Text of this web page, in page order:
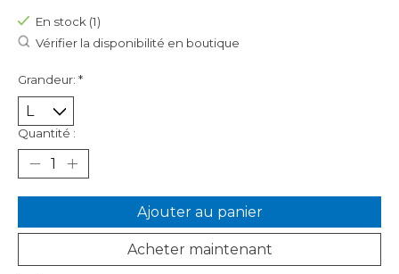
En stock (1)
Vérifier la disponibilité en boutique
Grandeur: *
Quantité :
Ajouter au panier
Acheter maintenant